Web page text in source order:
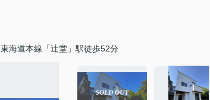
東海道本線「辻堂」駅徒歩52分